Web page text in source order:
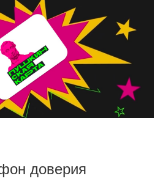
доверия